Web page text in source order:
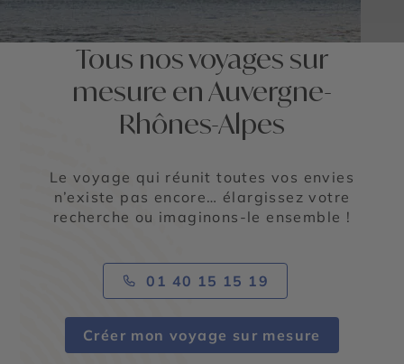
Tous nos voyages sur
mesure en Auvergne-
Rhônes-Alpes
Le voyage qui réunit toutes vos envies
n’existe pas encore… élargissez votre
recherche ou imaginons-le ensemble !
01 40 15 15 19
Créer mon voyage sur mesure